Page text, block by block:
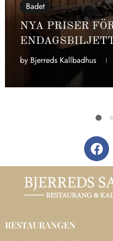
Badet
NYA PRISER
by Bjerreds Kallbadhus
RESTAURANGEN